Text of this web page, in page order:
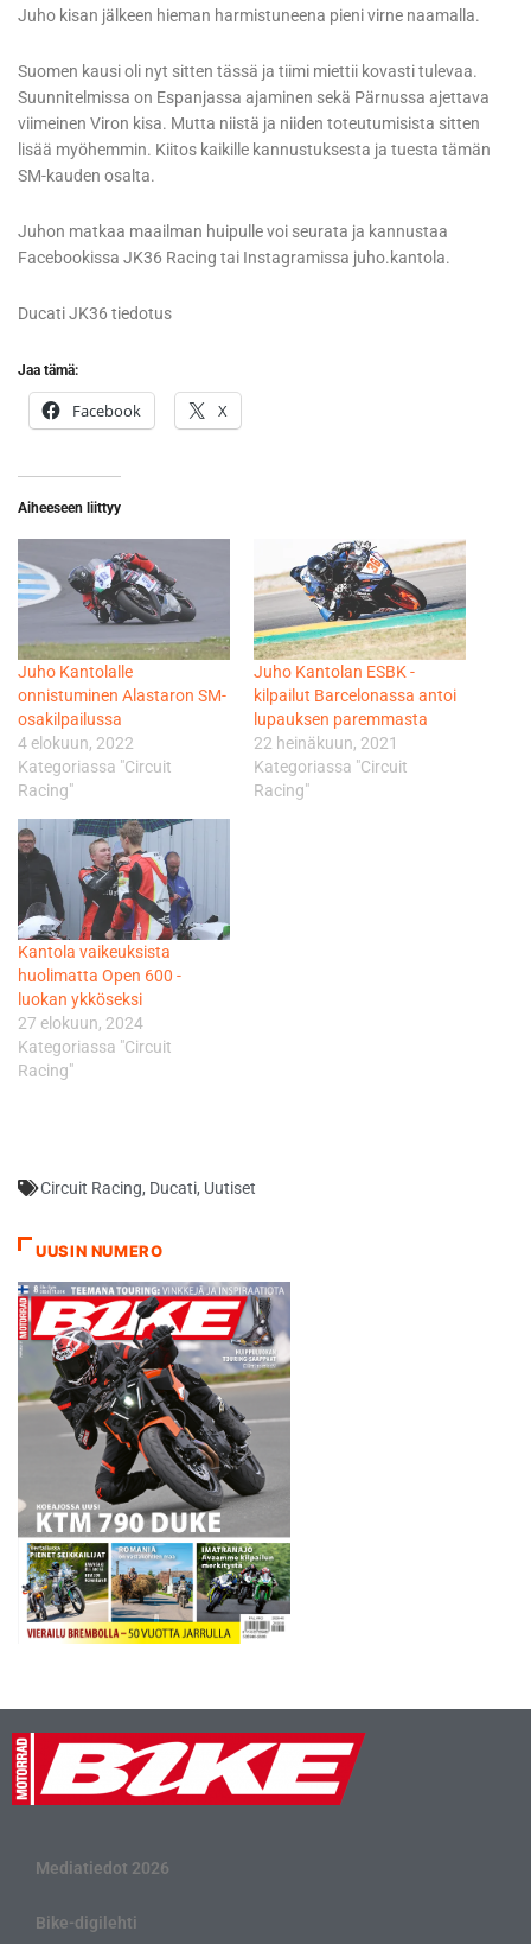
Juho kisan jälkeen hieman harmistuneena pieni virne naamalla.
Suomen kausi oli nyt sitten tässä ja tiimi miettii kovasti tulevaa.
Suunnitelmissa on Espanjassa ajaminen sekä Pärnussa ajettava
viimeinen Viron kisa. Mutta niistä ja niiden toteutumisista sitten
lisää myöhemmin. Kiitos kaikille kannustuksesta ja tuesta tämän
SM-kauden osalta.
Juhon matkaa maailman huipulle voi seurata ja kannustaa
Facebookissa JK36 Racing tai Instagramissa juho.kantola.
Ducati JK36 tiedotus
Jaa tämä:
Facebook X
Aiheeseen liittyy
Juho Kantolalle
onnistuminen Alastaron SM-
osakilpailussa
4 elokuun, 2022
Kategoriassa "Circuit
Racing"
Juho Kantolan ESBK -
kilpailut Barcelonassa antoi
lupauksen paremmasta
22 heinäkuun, 2021
Kategoriassa "Circuit
Racing"
Kantola vaikeuksista
huolimatta Open 600 -
luokan ykköseksi
27 elokuun, 2024
Kategoriassa "Circuit
Racing"
Circuit Racing, Ducati, Uutiset
UUSIN NUMERO
Mediatiedot 2026
Bike-digilehti